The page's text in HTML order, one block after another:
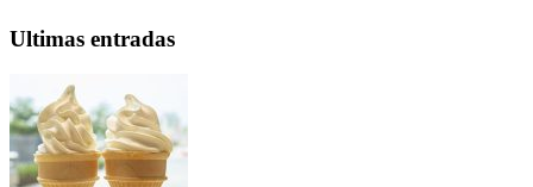
Ultimas entradas